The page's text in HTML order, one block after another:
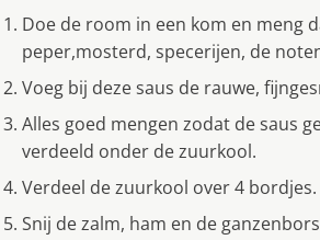
Doe de room in een kom en meng
peper,mosterd, specerijen, de
Voeg bij deze saus de rauwe,
Alles goed mengen zodat de saus
verdeeld onder de zuurkool.
Verdeel de zuurkool over 4 bordjes.
Snij de zalm, ham en de